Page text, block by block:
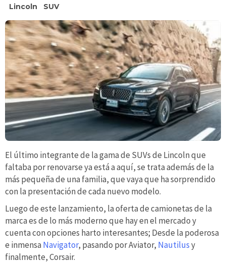
Lincoln
SUV
El último integrante de la gama de SUVs de Lincoln que
faltaba por renovarse ya está a aquí, se trata además de la
más pequeña de una familia, que vaya que ha sorprendido
con la presentación de cada nuevo modelo.
Luego de este lanzamiento, la oferta de camionetas de la
marca es de lo más moderno que hay en el mercado y
cuenta con opciones harto interesantes; Desde la poderosa
e inmensa Navigator, pasando por Aviator, Nautilusy
finalmente, Corsair.